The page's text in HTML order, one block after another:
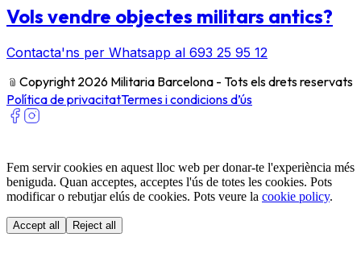
Vols vendre objectes militars antics?
Contacta'ns per Whatsapp al 693 25 95 12
﹫ Copyright 2026 Militaria Barcelona - Tots els drets reservats
Política de privacitatTermes i condicions d’ús
Fem servir cookies en aquest lloc web per donar-te l'experiència més
beniguda. Quan acceptes, acceptes l'ús de totes les cookies. Pots
modificar o rebutjar elús de cookies. Pots veure la cookie policy.
Accept all Reject all